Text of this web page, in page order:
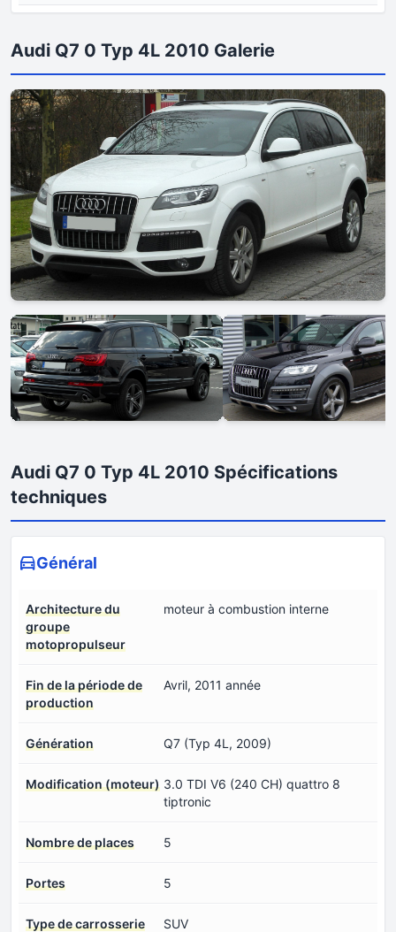
Audi Q7 0 Typ 4L 2010 Galerie
Audi Q7 0 Typ 4L 2010 Spécifications
techniques
Général
Architecture du
groupe
motopropulseur
moteur à combustion interne
Fin de la période de
production
Avril, 2011 année
Génération Q7 (Typ 4L, 2009)
Modification (moteur) 3.0 TDI V6 (240 CH) quattro 8
tiptronic
Nombre de places 5
Portes 5
Type de carrosserie SUV